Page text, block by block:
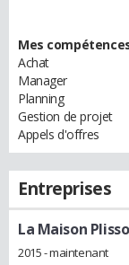
Mes
Achat
Manager
Planning
Gestion de projet
Appels d'offres
Entreprises
La Maison
2015 - maintenant